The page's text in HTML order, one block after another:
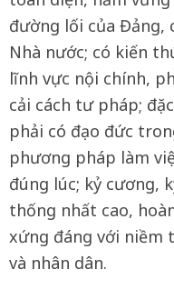
đường lối của Đảng,
Nhà nước; có kiến
lĩnh vực nội chính,
cải cách tư pháp;
phải có đạo đức
phương pháp làm
đúng lúc; kỷ cương,
thống nhất cao,
xứng đáng với niềm
và nhân dân.